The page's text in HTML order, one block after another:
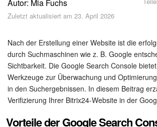
Sicherheit
Feed
Abonnement
Aufgaben und Projekte
Autor: Mia Fuchs
Zuletzt aktualisiert am 23. April 2026
Nach der Erstellung einer Website ist die
durch Suchmaschinen wie z. B. Google
Sichtbarkeit. Die Google Search Console
Werkzeuge zur Überwachung und
in den Suchergebnissen. In diesem Beitrag
Verifizierung Ihrer Bitrix24-Website in der
Vorteile der Google Search